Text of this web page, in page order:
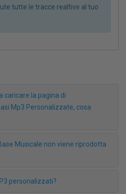
tutte le tracce realtive al tuo
caricare la pagina di
Mp3 Personalizzate, cosa
Musicale non viene riprodotta
personalizzati?